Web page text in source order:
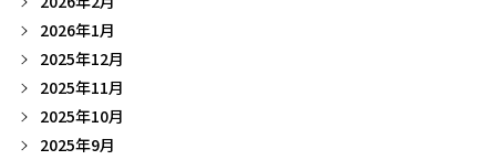
2026年1月
2025年12月
2025年11月
2025年10月
2025年9月